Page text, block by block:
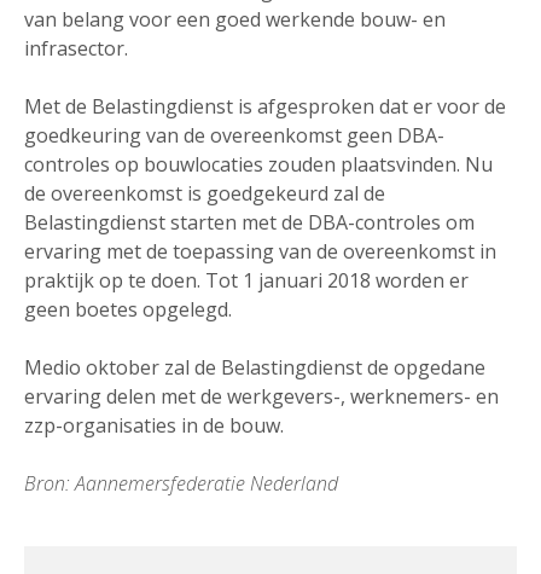
van belang voor een goed werkende bouw- en
infrasector.
Met de Belastingdienst is afgesproken dat er voor de
goedkeuring van de overeenkomst geen DBA-
controles op bouwlocaties zouden plaatsvinden. Nu
de overeenkomst is goedgekeurd zal de
Belastingdienst starten met de DBA-controles om
ervaring met de toepassing van de overeenkomst in
praktijk op te doen. Tot 1 januari 2018 worden er
geen boetes opgelegd.
Medio oktober zal de Belastingdienst de opgedane
ervaring delen met de werkgevers-, werknemers- en
zzp-organisaties in de bouw.
Bron: Aannemersfederatie Nederland